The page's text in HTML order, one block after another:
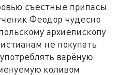
съестные припасы
Феодор чудесно
архиепископу
не покупать
варёную
коливом